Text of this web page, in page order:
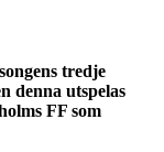
tredje
denna utspelas
FF som